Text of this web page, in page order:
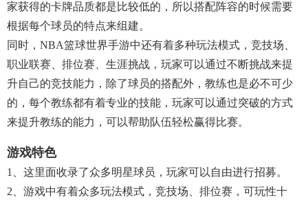
家获得的卡牌品质都是比较低的，所以搭配阵容的时候需要
根据每个球员的特点来组建。
同时，NBA篮球世界手游中还有着多种玩法模式，竞技场、
职业联赛、排位赛、生涯挑战，玩家可以通过不断挑战来提
升自己的竞技能力，除了球员的搭配外，教练也是必不可少
的，每个教练都有着专业的技能，玩家可以通过突破的方式
来提升教练的能力，可以帮助队伍轻松赢得比赛。
游戏特色
1、这里面收录了众多明星球员，玩家可以自由进行招募。
2、游戏中有着众多玩法模式，竞技场、排位赛，可玩性十